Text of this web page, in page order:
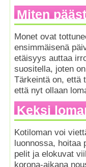
Miten
Monet ovat
ensimmäisenä
etäisyys auttaa
suositella, joten
Tärkeintä on, että
että nyt ollaan
Keksi
Kotiloman voi
luonnossa, hoitaa
pelit ja elokuvat
korona-aikana